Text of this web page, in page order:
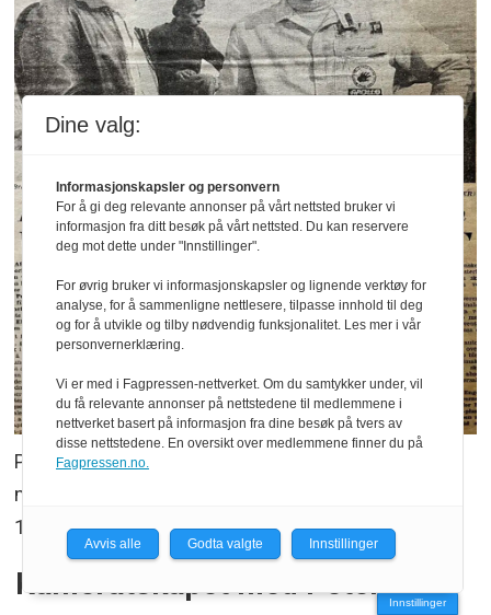
Per Engseth og Ronnie Peterson fra det
minneverdige mestermøtet på Karlskoga-banen i
1975.
Faksimile: VG
Kameratskapet med Peterson
Innstillinger
Dine valg:
Informasjonskapsler og personvern
For å gi deg relevante annonser på vårt nettsted bruker vi
informasjon fra ditt besøk på vårt nettsted. Du kan reservere
deg mot dette under "Innstillinger".
For øvrig bruker vi informasjonskapsler og lignende verktøy for
analyse, for å sammenligne nettlesere, tilpasse innhold til deg
og for å utvikle og tilby nødvendig funksjonalitet. Les mer i vår
personvernerklæring.
Vi er med i Fagpressen-nettverket. Om du samtykker under, vil
du få relevante annonser på nettstedene til medlemmene i
nettverket basert på informasjon fra dine besøk på tvers av
disse nettstedene. En oversikt over medlemmene finner du på
Fagpressen.no.
Avvis alle Godta valgte Innstillinger